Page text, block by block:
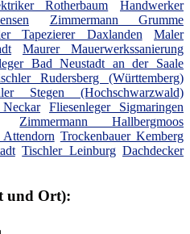
Rotherbaum
Handwerker
Zimmermann Grumme
Tapezierer Daxlanden
Maler
Maurer Mauerwerkssanierung
Bad Neustadt an der Saale
Rudersberg (Württemberg)
Stegen (Hochschwarzwald)
Fliesenleger Sigmaringen
Zimmermann Hallbergmoos
Trockenbauer Kemberg
Tischler Leinburg Dachdecker
und Ort):